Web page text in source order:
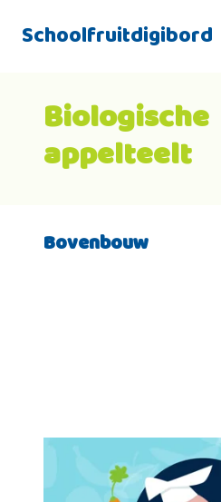
Schoolfruitdigibord
Biologische
appelteelt
Bovenbouw